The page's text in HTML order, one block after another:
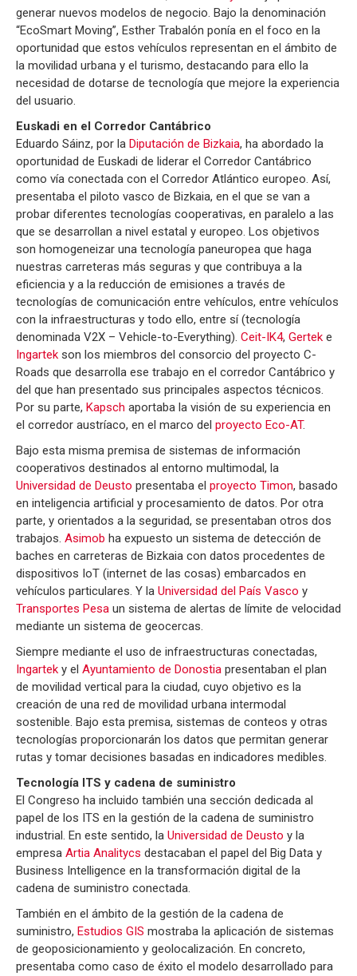
generar nuevos modelos de negocio. Bajo la denominación
“EcoSmart Moving”, Esther Trabalón ponía en el foco en la
oportunidad que estos vehículos representan en el ámbito de
la movilidad urbana y el turismo, destacando para ello la
necesidad de dotarse de tecnología que mejore la experiencia
del usuario.
Euskadi en el Corredor Cantábrico
Eduardo Sáinz, por la Diputación de Bizkaia, ha abordado la
oportunidad de Euskadi de liderar el Corredor Cantábrico
como vía conectada con el Corredor Atlántico europeo. Así,
presentaba el piloto vasco de Bizkaia, en el que se van a
probar diferentes tecnologías cooperativas, en paralelo a las
que se desarrollan a nivel estatal y europeo. Los objetivos
son homogeneizar una tecnología paneuropea que haga
nuestras carreteras más seguras y que contribuya a la
eficiencia y a la reducción de emisiones a través de
tecnologías de comunicación entre vehículos, entre vehículos
con la infraestructuras y todo ello, entre sí (tecnología
denominada V2X – Vehicle-to-Everything). Ceit-IK4, Gertek e
Ingartek son los miembros del consorcio del proyecto C-
Roads que desarrolla ese trabajo en el corredor Cantábrico y
del que han presentado sus principales aspectos técnicos.
Por su parte, Kapsch aportaba la visión de su experiencia en
el corredor austríaco, en el marco del proyecto Eco-AT.
Bajo esta misma premisa de sistemas de información
cooperativos destinados al entorno multimodal, la
Universidad de Deusto presentaba el proyecto Timon, basado
en inteligencia artificial y procesamiento de datos. Por otra
parte, y orientados a la seguridad, se presentaban otros dos
trabajos. Asimob ha expuesto un sistema de detección de
baches en carreteras de Bizkaia con datos procedentes de
dispositivos IoT (internet de las cosas) embarcados en
vehículos particulares. Y la Universidad del País Vasco y
Transportes Pesa un sistema de alertas de límite de velocidad
mediante un sistema de geocercas.
Siempre mediante el uso de infraestructuras conectadas,
Ingartek y el Ayuntamiento de Donostia presentaban el plan
de movilidad vertical para la ciudad, cuyo objetivo es la
creación de una red de movilidad urbana intermodal
sostenible. Bajo esta premisa, sistemas de conteos y otras
tecnologías proporcionarán los datos que permitan generar
rutas y tomar decisiones basadas en indicadores medibles.
Tecnología ITS y cadena de suministro
El Congreso ha incluido también una sección dedicada al
papel de los ITS en la gestión de la cadena de suministro
industrial. En este sentido, la Universidad de Deusto y la
empresa Artia Analitycs destacaban el papel del Big Data y
Business Intelligence en la transformación digital de la
cadena de suministro conectada.
También en el ámbito de la gestión de la cadena de
suministro, Estudios GIS mostraba la aplicación de sistemas
de geoposicionamiento y geolocalización. En concreto,
presentaba como caso de éxito el modelo desarrollado para